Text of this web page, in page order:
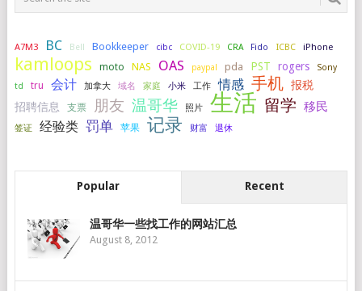
A7M3 BC Bell Bookkeeper cibc COVID-19 CRA Fido ICBC iPhone
kamloops moto NAS OAS paypal pda PST rogers
Sony
td
tru 会计 加拿大 域名 家庭 小米 工作 情感 手机 报税
招聘信息
支票 朋友 温哥华 照片 生活 留学 移民
签证 经验类 罚单 苹果 记录 财富 退休
Popular Recent
温哥华一些找工作的网站汇总
August 8, 2012